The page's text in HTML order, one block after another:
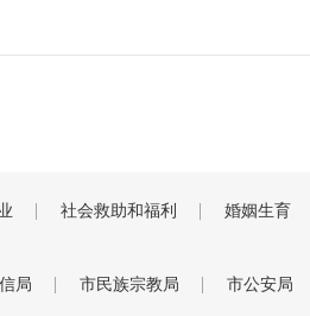
社会救助和福利 婚姻生育
局 市民族宗教局 市公安局